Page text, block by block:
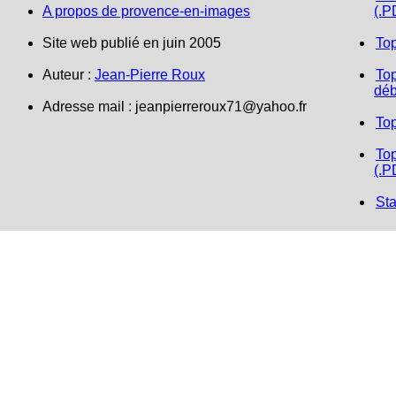
A propos de provence-en-images
Site web publié en juin 2005
Auteur : Jean-Pierre Roux
Adresse mail : jeanpierreroux71@yahoo.fr